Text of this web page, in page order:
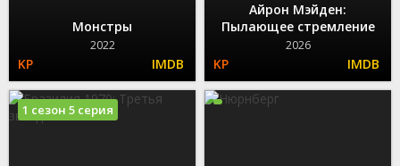
Монстры
2022
Айрон Мэйден:
Пылающее стремление
2026
1 сезон 5 серия